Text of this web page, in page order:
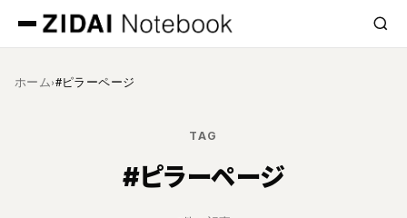
ホーム›#ピラーページ
TAG
#ピラーページ